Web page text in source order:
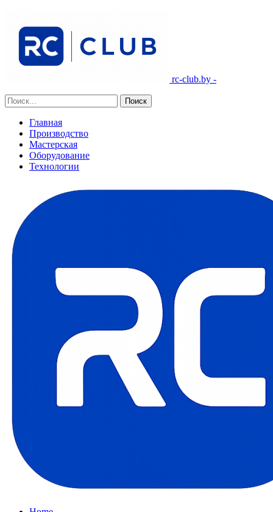
rc-club.by -
Главная
Производство
Мастерская
Оборудование
Технологии